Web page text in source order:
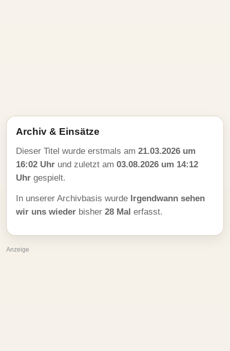
Archiv & Einsätze
Dieser Titel wurde erstmals am 21.03.2026 um
16:02 Uhr und zuletzt am 03.08.2026 um 14:12
Uhr gespielt.
In unserer Archivbasis wurde Irgendwann sehen
wir uns wieder bisher 28 Mal erfasst.
Anzeige